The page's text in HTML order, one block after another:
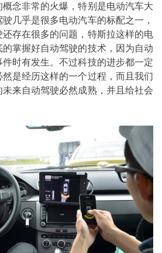
念非常的火爆，特别是电动汽车大
几乎是很多电动汽车的标配之一，
存在很多的问题，特斯拉这样的电
掌握好自动驾驶的技术，因为自动
时有发生。不过科技的进步都一定
是经历这样的一个过程，而且我们
来自动驾驶必然成熟，并且给社会